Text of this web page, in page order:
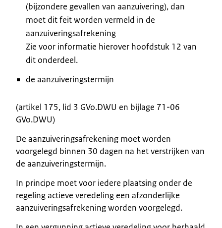
(bijzondere gevallen van aanzuivering), dan
moet dit feit worden vermeld in de
aanzuiveringsafrekening
Zie voor informatie hierover hoofdstuk 12 van
dit onderdeel.
de aanzuiveringstermijn
(artikel 175, lid 3 GVo.DWU en bijlage 71-06
GVo.DWU)
De aanzuiveringsafrekening moet worden
voorgelegd binnen 30 dagen na het verstrijken van
de aanzuiveringstermijn.
In principe moet voor iedere plaatsing onder de
regeling actieve veredeling een afzonderlijke
aanzuiveringsafrekening worden voorgelegd.